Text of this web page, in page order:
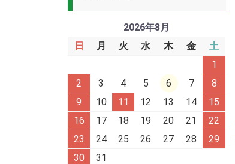
2026年8月
日
月 火 水 木 金
土
1
2
3 4 5 6 7
8
9
10 11 12 13 14
15
16
17 18 19 20 21
22
23
24 25 26 27 28
29
30
31